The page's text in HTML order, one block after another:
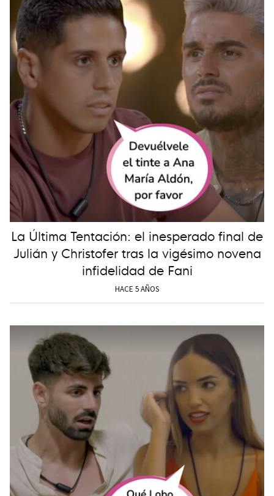
La Última Tentación: el inesperado final de
Julián y Christofer tras la vigésimo novena
infidelidad de Fani
HACE 5 AÑOS